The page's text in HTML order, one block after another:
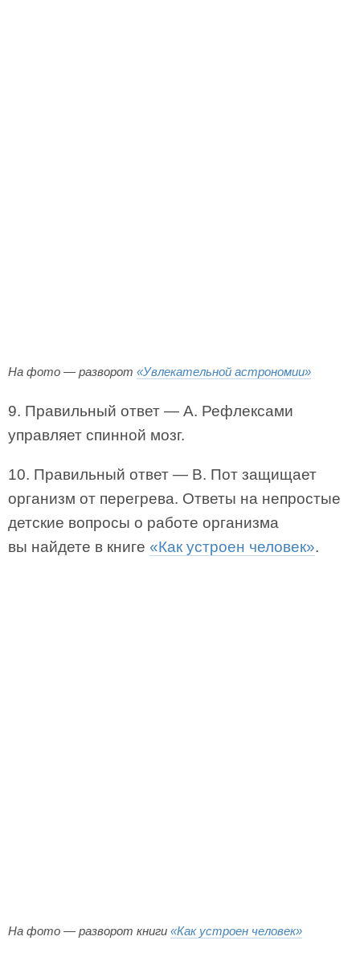
На фото — разворот «Увлекательной астрономии»
9. Правильный ответ — А. Рефлексами
управляет спинной мозг.
10. Правильный ответ — В. Пот защищает
организм от перегрева. Ответы на непростые
детские вопросы о работе организма
вы найдете в книге «Как устроен человек».
На фото — разворот книги «Как устроен человек»